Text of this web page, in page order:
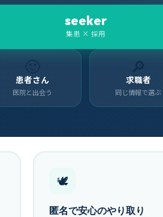
seeker
集患 × 採用
🙂
患者さん
医院と出会う
🔎
求職者
同じ情報で選ぶ
🕊
匿名で安心のやり取り